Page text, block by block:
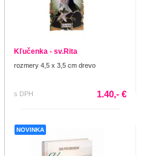
Kľučenka - sv.Rita
rozmery 4,5 x 3,5 cm drevo
s DPH 1.40,- €
NOVINKA